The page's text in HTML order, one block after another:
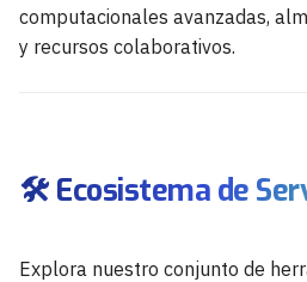
computacionales avanzadas,
y recursos colaborativos.
🛠️ Ecosistema de
Explora nuestro conjunto de